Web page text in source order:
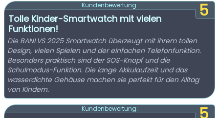
5
Kundenbewertung:
Tolle Kinder-Smartwatch mit vielen
Funktionen!
Die BANLVS 2025 Smartwatch überzeugt mit ihrem tollen
Design, vielen Spielen und der einfachen Telefonfunktion.
Besonders praktisch sind der SOS-Knopf und die
Schulmodus-Funktion. Die lange Akkulaufzeit und das
wasserdichte Gehäuse machen sie perfekt für den Alltag
von Kindern.
Kundenbewertung: